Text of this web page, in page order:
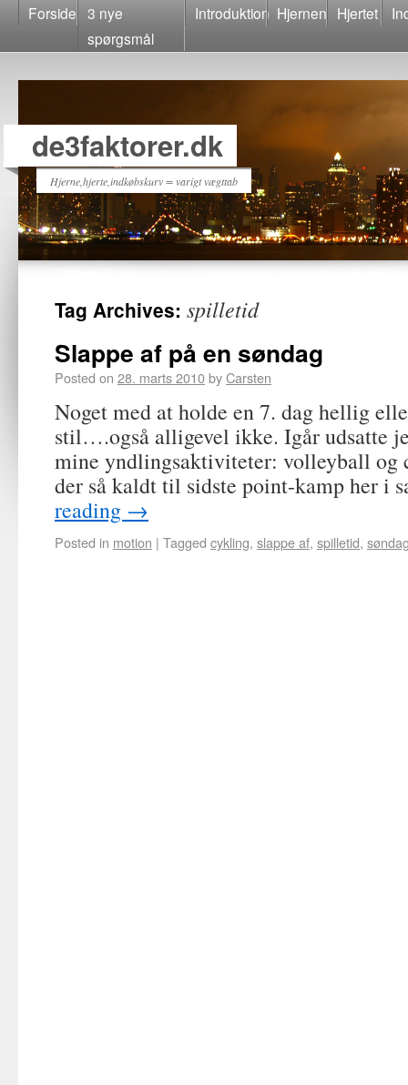
Forside 3 nye
spørgsmål
Introduktion Hjernen Hjertet
de3faktorer.dk
Hjerne,hjerte,indkøbskurv = varigt vægttab
Tag Archives: spilletid
Slappe af på en søndag
Posted on 28. marts 2010byCarsten
Noget med at holde en 7. dag hellig
stil….også alligevel ikke. Igår udsatte
mine yndlingsaktiviteter: volleyball og
der så kaldt til sidste point-kamp her
reading →
Posted in motion | Tagged cykling, slappe af, spilletid,